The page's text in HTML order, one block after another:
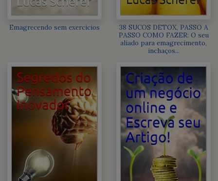
Emagrecendo sem exercicios
38 SUCOS DETOX, PASSO A
PASSO COMO FAZER: O seu
aliado para emagrecimento,
inchaços...